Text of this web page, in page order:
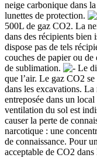
neige carbonique dans
lunettes de protection.
500L de gaz CO2. La
dans des récipients bien
dispose pas de tels
couches de papier ou
de sublimation.
Le
que l’air. Le gaz CO2
dans les excavations.
entreposée dans un
ventilation du sol est
causer la perte de
narcotique : une
de connaissance. Pour
acceptable de CO2 dans